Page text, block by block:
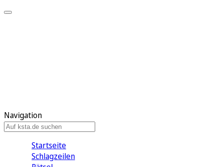
Navigation
Startseite
Schlagzeilen